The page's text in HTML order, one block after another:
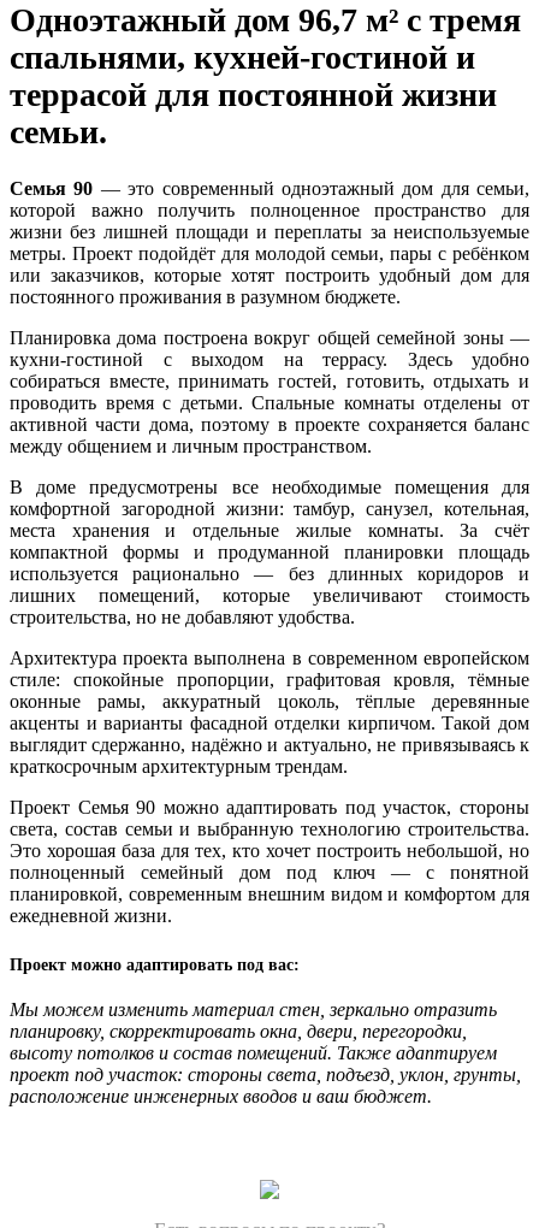
Одноэтажный дом 96,7 м² с тремя
спальнями, кухней-гостиной и
террасой для постоянной жизни
семьи.
Семья 90 — это современный одноэтажный дом для семьи,
которой важно получить полноценное пространство для
жизни без лишней площади и переплаты за неиспользуемые
метры. Проект подойдёт для молодой семьи, пары с ребёнком
или заказчиков, которые хотят построить удобный дом для
постоянного проживания в разумном бюджете.
Планировка дома построена вокруг общей семейной зоны —
кухни-гостиной с выходом на террасу. Здесь удобно
собираться вместе, принимать гостей, готовить, отдыхать и
проводить время с детьми. Спальные комнаты отделены от
активной части дома, поэтому в проекте сохраняется баланс
между общением и личным пространством.
В доме предусмотрены все необходимые помещения для
комфортной загородной жизни: тамбур, санузел, котельная,
места хранения и отдельные жилые комнаты. За счёт
компактной формы и продуманной планировки площадь
используется рационально — без длинных коридоров и
лишних помещений, которые увеличивают стоимость
строительства, но не добавляют удобства.
Архитектура проекта выполнена в современном европейском
стиле: спокойные пропорции, графитовая кровля, тёмные
оконные рамы, аккуратный цоколь, тёплые деревянные
акценты и варианты фасадной отделки кирпичом. Такой дом
выглядит сдержанно, надёжно и актуально, не привязываясь к
краткосрочным архитектурным трендам.
Проект Семья 90 можно адаптировать под участок, стороны
света, состав семьи и выбранную технологию строительства.
Это хорошая база для тех, кто хочет построить небольшой, но
полноценный семейный дом под ключ — с понятной
планировкой, современным внешним видом и комфортом для
ежедневной жизни.
Проект можно адаптировать под вас:
Мы можем изменить материал стен, зеркально отразить
планировку, скорректировать окна, двери, перегородки,
высоту потолков и состав помещений. Также адаптируем
проект под участок: стороны света, подъезд, уклон, грунты,
расположение инженерных вводов и ваш бюджет.